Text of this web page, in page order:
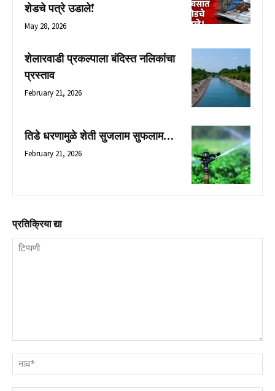
शेडचे पत्रे उडाले!
May 28, 2026
शेलारवाडी प्रकल्पाला बंदिस्त नलिकांचा
प्रस्ताव
February 21, 2026
तिडे धरणामुळे शेती सुजलाम सुफलाम…
February 21, 2026
प्रतिक्रिया द्या